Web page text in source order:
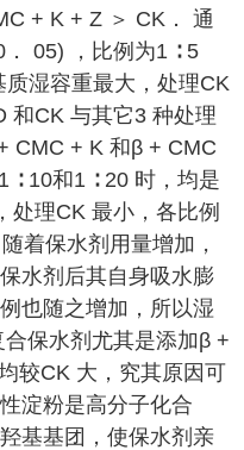
+ K + Z ＞ CK． 通
05) ，比例为1 ∶ 5
湿容重最大，处理CK
和CK 与其它3 种处理
CMC + K 和β + CMC
10和1 ∶ 20 时，均是
处理CK 最小，各比例
着保水剂用量增加，
水剂后其自身吸水膨
也随之增加，所以湿
保水剂尤其是添加β +
较CK 大，究其原因可
淀粉是高分子化合
基基团，使保水剂亲